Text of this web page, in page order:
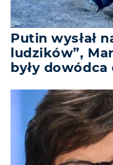
Putin wysłał
ludzików”,
były